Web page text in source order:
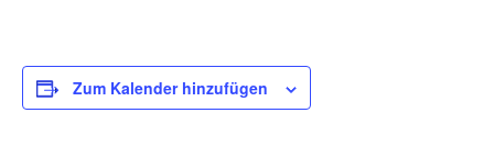
Zum Kalender hinzufügen